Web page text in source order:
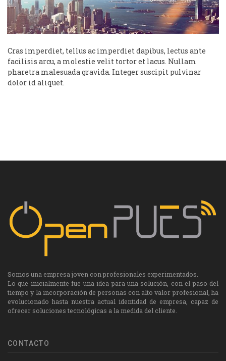
Cras imperdiet, tellus ac imperdiet dapibus, lectus ante
facilisis arcu, a molestie velit tortor et lacus. Nullam
pharetra malesuada gravida. Integer suscipit pulvinar
dolor id aliquet.
Somos una empresa joven con profesionales experimentados.
Lo que inicialmente fue una idea para una solución, con el paso del
tiempo y la incorporación de personas con alto valor profesional, ha
evolucionado hasta nuestra actual identidad de empresa, capaz de
ofrecer soluciones tecnológicas a la medida del cliente.
CONTACTO